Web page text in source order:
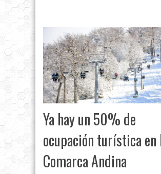
Ya hay un 50% de
ocupación turística en
Comarca Andina